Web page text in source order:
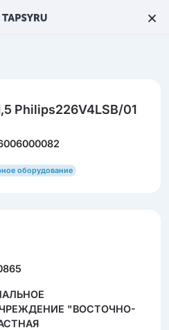
Philips226V4LSB/01
оборудование
"ВОСТОЧНО-